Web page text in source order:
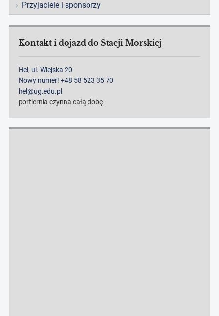
Przyjaciele i sponsorzy
Kontakt i dojazd do Stacji Morskiej
Hel, ul. Wiejska 20
Nowy numer! +48 58 523 35 70
hel@ug.edu.pl
portiernia czynna całą dobę